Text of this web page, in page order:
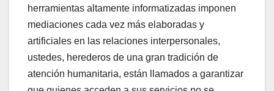
herramientas altamente informatizadas imponen
mediaciones cada vez más elaboradas y
artificiales en las relaciones interpersonales,
ustedes, herederos de una gran tradición de
atención humanitaria, están llamados a garantizar